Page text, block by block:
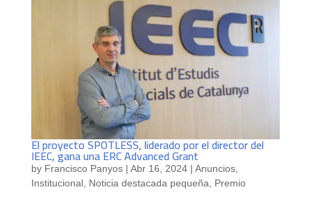
El proyecto SPOTLESS, liderado por el director del
IEEC, gana una ERC Advanced Grant
by Francisco Panyos| Abr 16, 2024| Anuncios,
Institucional, Noticia destacada pequeña Premio